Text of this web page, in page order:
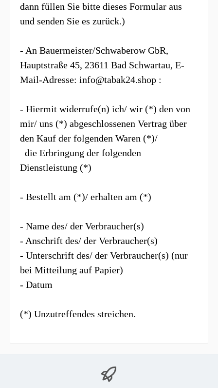
dann füllen Sie bitte dieses Formular aus
und senden Sie es zurück.)
- An Bauermeister/Schwaberow GbR,
Hauptstraße 45, 23611 Bad Schwartau, E-
Mail-Adresse: info@tabak24.shop :
- Hiermit widerrufe(n) ich/ wir (*) den von
mir/ uns (*) abgeschlossenen Vertrag über
den Kauf der folgenden Waren (*)/
die Erbringung der folgenden
Dienstleistung (*)
- Bestellt am (*)/ erhalten am (*)
- Name des/ der Verbraucher(s)
- Anschrift des/ der Verbraucher(s)
- Unterschrift des/ der Verbraucher(s) (nur
bei Mitteilung auf Papier)
- Datum
(*) Unzutreffendes streichen.